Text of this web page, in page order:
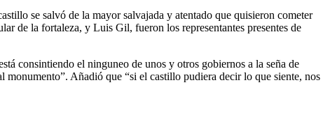
se salvó de la mayor salvajada y atentado que quisieron cometer
de la fortaleza, y Luis Gil, fueron los representantes presentes de
consintiendo el ninguneo de unos y otros gobiernos a la seña de
Añadió que “si el castillo pudiera decir lo que siente, nos